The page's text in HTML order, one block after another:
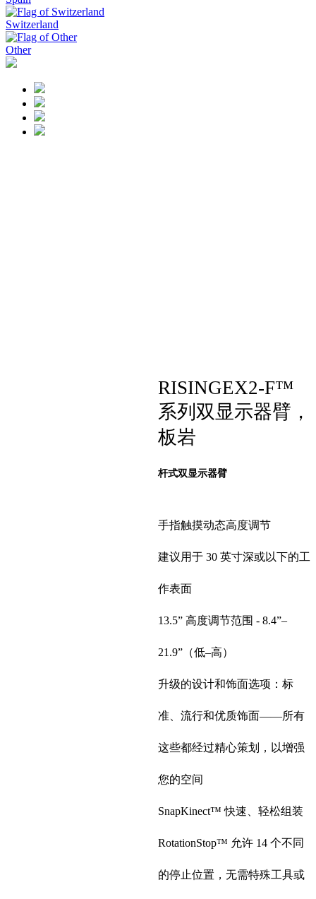
Switzerland
Other
RISINGEX2-F™
系列双显示器臂，
板岩
杆式双显示器臂
手指触摸动态高度调节
建议用于 30 英寸深或以下的工
作表面
13.5” 高度调节范围 - 8.4”–
21.9”（低–高）
升级的设计和饰面选项：标
准、流行和优质饰面——所有
这些都经过精心策划，以增强
您的空间
SnapKinect™ 快速、轻松组装
RotationStop™ 允许 14 个不同
的停止位置，无需特殊工具或